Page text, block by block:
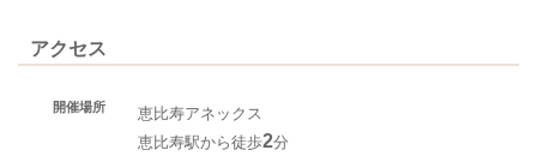
アクセス
開催場所
恵比寿アネックス
恵比寿駅から徒歩2分